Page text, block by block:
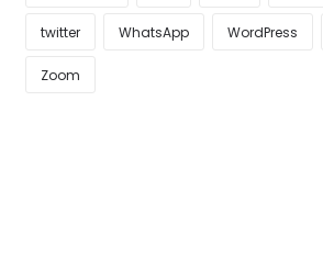
twitter WhatsApp WordPress
Zoom